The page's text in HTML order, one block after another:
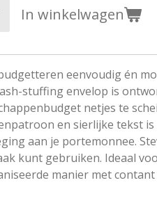
In winkelwagen
eenvoudig én
stuffing envelop is
netjes te
en sierlijke tekst
aan je portemonnee.
kunt gebruiken. Ideaal
manier met